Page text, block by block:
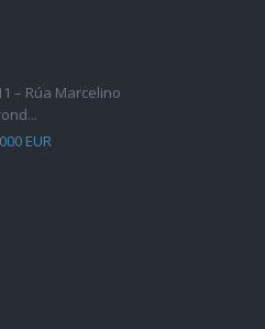
– Rúa Marcelino
EUR